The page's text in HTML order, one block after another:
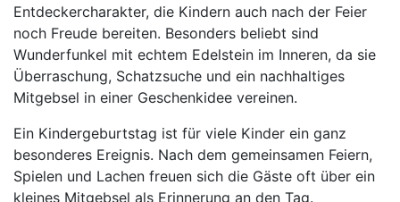
Entdeckercharakter, die Kindern auch nach der Feier
noch Freude bereiten. Besonders beliebt sind
Wunderfunkel mit echtem Edelstein im Inneren, da sie
Überraschung, Schatzsuche und ein nachhaltiges
Mitgebsel in einer Geschenkidee vereinen.
Ein Kindergeburtstag ist für viele Kinder ein ganz
besonderes Ereignis. Nach dem gemeinsamen Feiern,
Spielen und Lachen freuen sich die Gäste oft über ein
kleines Mitgebsel als Erinnerung an den Tag.